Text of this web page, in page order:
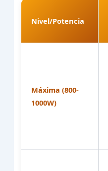
Nivel/Potencia
Máxima (800-
1000W)